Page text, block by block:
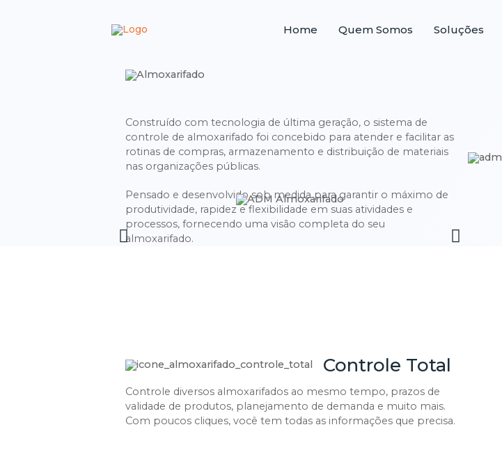
Home Quem Somos Soluções
Construído com tecnologia de última geração, o sistema de
controle de almoxarifado foi concebido para atender e facilitar as
rotinas de compras, armazenamento e distribuição de materiais
nas organizações públicas.
Pensado e desenvolvido sob medida para garantir o máximo de
produtividade, rapidez e flexibilidade em suas atividades e
processos, fornecendo uma visão completa do seu
almoxarifado.
Controle Total
Controle diversos almoxarifados ao mesmo tempo, prazos de
validade de produtos, planejamento de demanda e muito mais.
Com poucos cliques, você tem todas as informações que precisa.